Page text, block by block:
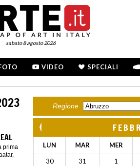
sabato 8 agosto 2026
VIDEO SPECIALI
prima
Regione
LUN MAR MER
30 31 1